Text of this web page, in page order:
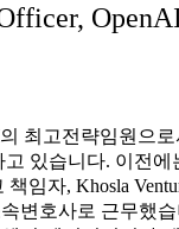
최고전략임원으
있습니다. 이전에
임자, Khosla
변호사로 근무했